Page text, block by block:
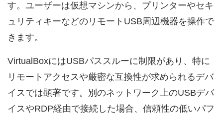
す。ユーザーは仮想マシンから、プリンターやセキ
ュリティキーなどのリモートUSB周辺機器を操作で
きます。
VirtualBoxにはUSBパススルーに制限があり、特に
リモートアクセスや厳密な互換性が求められるデバ
イスでは顕著です。別のネットワーク上のUSBデバ
イスやRDP経由で接続した場合、信頼性の低いパフ